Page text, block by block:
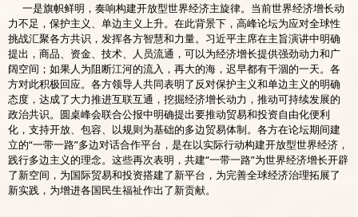
一是旗帜鲜明，奏响构建开放型世界经济主旋律。当前世界经济增长动
力不足，保护主义、单边主义上升。在此背景下，高峰论坛为应对全球性
挑战汇聚各方共识，发挥各方智慧和力量。习近平主席在主旨演讲中明确
提出，商品、资金、技术、人员流通，可以为经济增长提供强劲动力和广
阔空间；如果人为阻断江河的流入，再大的海，迟早都有干涸的一天。各
方对此积极回应。各方领导人共同表明了反对保护主义和单边主义的明确
态度，达成了大力推进互联互通，挖掘经济增长动力，推动可持续发展的
政治共识。圆桌峰会联合公报中明确提出要推动贸易和投资自由化便利
化，支持开放、包容、以规则为基础的多边贸易体制。各方在论坛期间建
立的“一带一路”多边对话合作平台，是在以实际行动构建开放型世界经济，
践行多边主义的理念。这些再次表明，共建“一带一路”为世界经济增长开辟
了新空间，为国际贸易和投资搭建了新平台，为完善全球经济治理拓展了
新实践，为增进各国民生福祉作出了新贡献。